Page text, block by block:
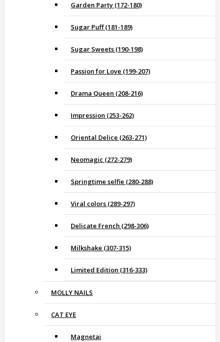
Garden Party (172-180)
Sugar Puff (181-189)
Sugar Sweets (190-198)
Passion for Love (199-207)
Drama Queen (208-216)
Impression (253-262)
Oriental Delice (263-271)
Neomagic (272-279)
Springtime selfie (280-288)
Viral colors (289-297)
Delicate French (298-306)
Milkshake (307-315)
Limited Edition (316-333)
MOLLY NAILS
CAT EYE
Magnetai